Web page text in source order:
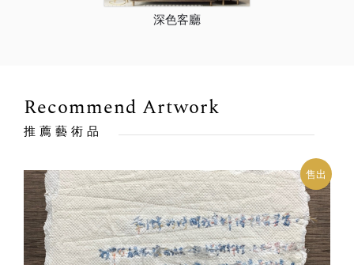
深色客廳
Recommend Artwork
推薦藝術品
售出